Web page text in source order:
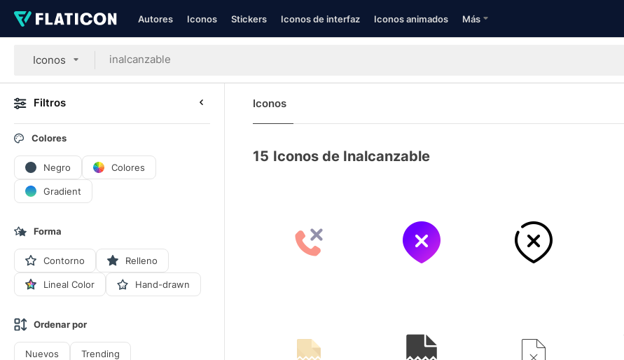
Autores Iconos Stickers Iconos de interfaz Iconos animados Más
Iconos
Filtros
Colores
Negro Colores
Gradient
Forma
Contorno Relleno
Lineal Color Hand-drawn
Ordenar por
Nuevos Trending
Iconos
15 Iconos de Inalcanzable